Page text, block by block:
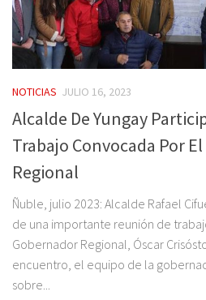
NOTICIAS JULIO 16, 2023
Alcalde De Yungay
Trabajo Convocada Por
Regional
Ñuble, julio 2023: Alcalde Rafael
de una importante reunión de
Gobernador Regional, Óscar
encuentro, el equipo de la
sobre...